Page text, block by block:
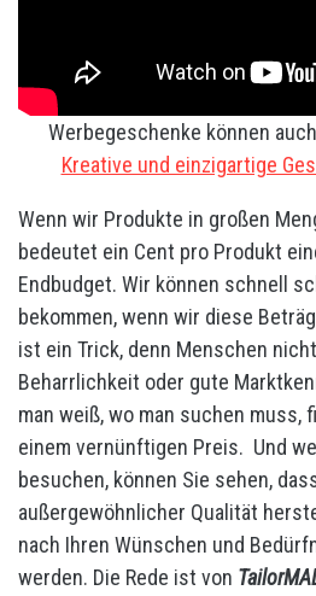
Werbegeschenke können
Kreative und einzigartige
Wenn wir Produkte in großen
bedeutet ein Cent pro Produkt
Endbudget. Wir können schnell
bekommen, wenn wir diese
ist ein Trick, denn Menschen
Beharrlichkeit oder gute
man weiß, wo man suchen muss,
einem vernünftigen Preis. Und
besuchen, können Sie sehen,
außergewöhnlicher Qualität
nach Ihren Wünschen und
werden. Die Rede ist von